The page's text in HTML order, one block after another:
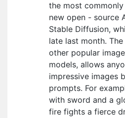
the most
new open - source
Stable Diffusion,
late last month.
other popular
models, allows
impressive images
prompts. For
with sword and a
fire fights a fierce